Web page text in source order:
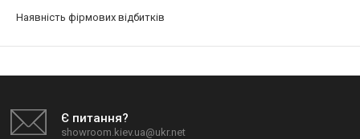
Наявність фірмових відбитків
Є питання?
showroom.kiev.ua@ukr.net